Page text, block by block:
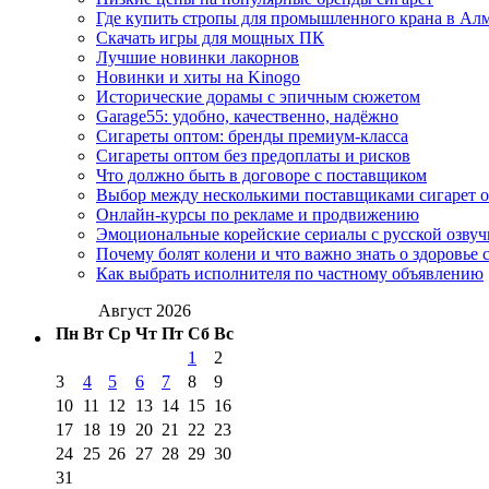
Где купить стропы для промышленного крана в
Скачать игры для мощных ПК
Лучшие новинки лакорнов
Новинки и хиты на Kinogo
Исторические дорамы с эпичным сюжетом
Garage55: удобно, качественно, надёжно
Сигареты оптом: бренды премиум-класса
Сигареты оптом без предоплаты и рисков
Что должно быть в договоре с поставщиком
Выбор между несколькими поставщиками сигарет
Онлайн-курсы по рекламе и продвижению
Эмоциональные корейские сериалы с русской
Почему болят колени и что важно знать о здоровье
Как выбрать исполнителя по частному объявлению
Август 2026
Пн Вт Ср Чт Пт Сб Вс
1
2
3
4 5 6 7 8
9
10 11 12 13 14 15 16
17 18 19 20 21 22 23
24 25 26 27 28 29 30
31